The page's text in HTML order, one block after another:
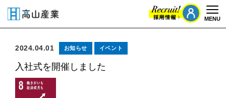
MENU
2024.04.01 お知らせ イベント
入社式を開催しました